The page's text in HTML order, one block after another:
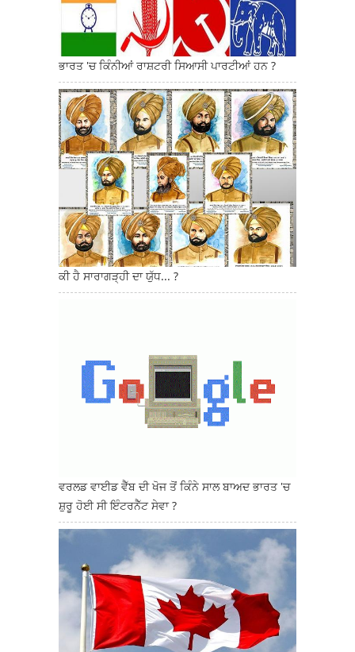
ਭਾਰਤ 'ਚ ਕਿੰਨੀਆਂ ਰਾਸ਼ਟਰੀ ਸਿਆਸੀ ਪਾਰਟੀਆਂ ਹਨ ?
ਕੀ ਹੈ ਸਾਰਾਗੜ੍ਹੀ ਦਾ ਯੁੱਧ... ?
ਵਰਲਡ ਵਾਈਡ ਵੈੱਬ ਦੀ ਖੋਜ ਤੋਂ ਕਿੰਨੇ ਸਾਲ ਬਾਅਦ ਭਾਰਤ 'ਚ
ਸ਼ੁਰੂ ਹੋਈ ਸੀ ਇੰਟਰਨੈੱਟ ਸੇਵਾ ?